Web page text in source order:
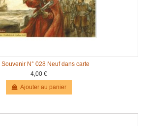
Souvenir N° 028 Neuf dans carte
4,00 €
Ajouter au panier